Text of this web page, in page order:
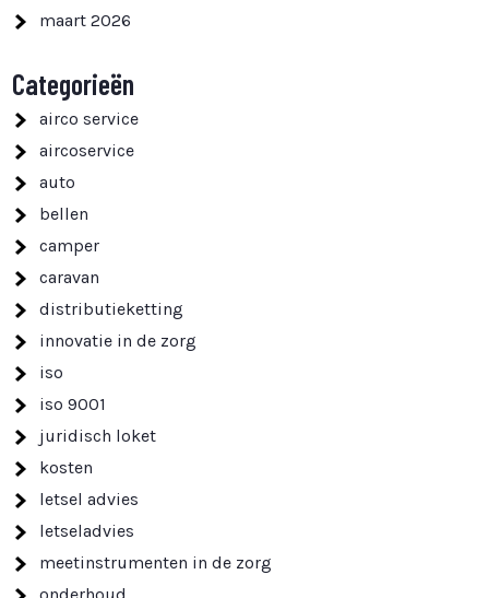
maart 2026
Categorieën
airco service
aircoservice
auto
bellen
camper
caravan
distributieketting
innovatie in de zorg
iso
iso 9001
juridisch loket
kosten
letsel advies
letseladvies
meetinstrumenten in de zorg